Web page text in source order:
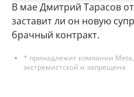
В мае Дмитрий Тарасов
заставит ли он новую
брачный контракт.
* принадлежит компании
экстремистской и запрещена